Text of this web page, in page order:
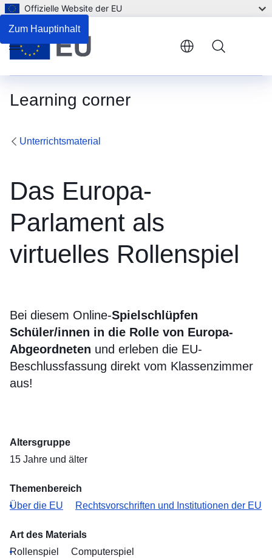
Zum Hauptinhalt
Offizielle Website der EU
Learning corner
Menu
Unterrichtsmaterial
Das Europa-
Parlament als
virtuelles Rollenspiel
Bei diesem Online-Spiel schlüpfen
Schüler/innen in die Rolle von Europa-
Abgeordneten und erleben die EU-
Beschlussfassung direkt vom Klassenzimmer
aus!
Altersgruppe
15 Jahre und älter
Themenbereich
Über die EU
Rechtsvorschriften und Institutionen der EU
Art des Materials
Rollenspiel
Computerspiel